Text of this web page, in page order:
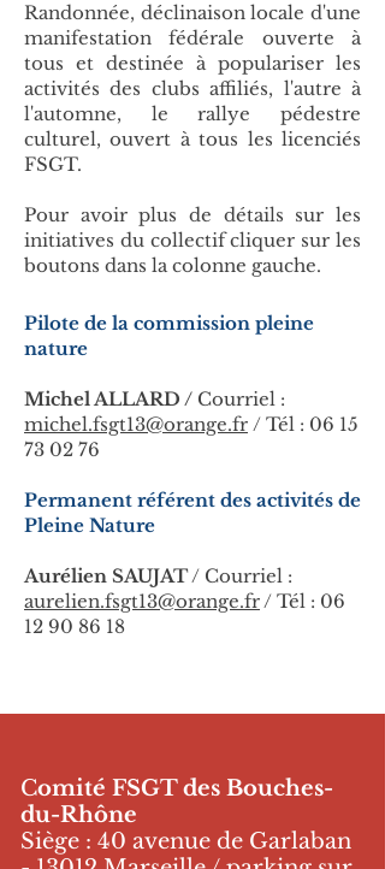
Randonnée, déclinaison locale d'une
manifestation fédérale ouverte à
tous et destinée à populariser les
activités des clubs affiliés, l'autre à
l'automne, le rallye pédestre
culturel, ouvert à tous les licenciés
FSGT.
Pour avoir plus de détails sur les
initiatives du collectif cliquer sur les
boutons dans la colonne gauche.
Pilote de la commission pleine
nature
Michel ALLARD / Courriel :
michel.fsgt13@orange.fr / Tél : 06 15
73 02 76
Permanent référent des activités de
Pleine Nature
Aurélien SAUJAT/ Courriel :
aurelien.fsgt13@orange.fr/ Tél : 06
12 90 86 18
Comité FSGT des Bouches-
du-Rhône
Siège : 40 avenue de Garlaban